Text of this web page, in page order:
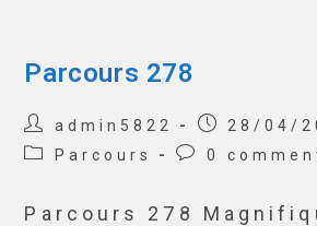
Parcours 278
admin5822
28/04/
Parcours
0
Parcours 278